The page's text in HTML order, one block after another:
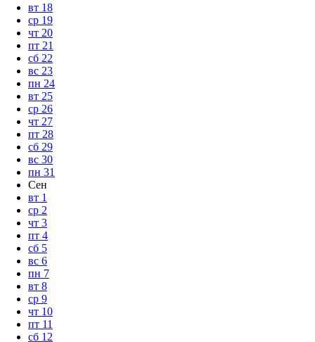
вт 18
ср 19
чт 20
пт 21
сб 22
вс 23
пн 24
вт 25
ср 26
чт 27
пт 28
сб 29
вс 30
пн 31
Сен
вт 1
ср 2
чт 3
пт 4
сб 5
вс 6
пн 7
вт 8
ср 9
чт 10
пт 11
сб 12